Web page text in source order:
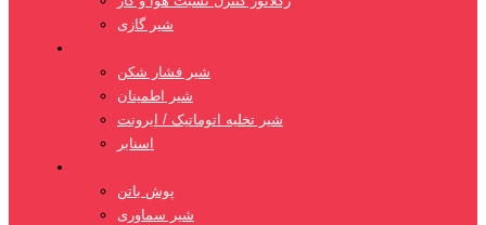
شیر گازی
شیر فشار شکن
شیر اطمینان
شیر تخلیه اتوماتیک / ایرونت
اسنابر
پوش باتن
شیر سماوری